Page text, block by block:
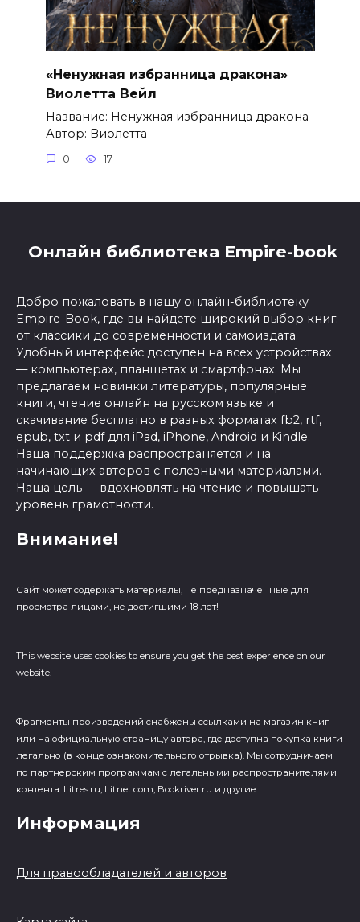
«Ненужная избранница дракона»
Виолетта Вейл
Название: Ненужная избранница дракона
Автор: Виолетта
0 17
Онлайн библиотека Empire-book
Добро пожаловать в нашу онлайн-библиотеку
Empire-Book, где вы найдете широкий выбор книг:
от классики до современности и самоиздата.
Удобный интерфейс доступен на всех устройствах
— компьютерах, планшетах и смартфонах. Мы
предлагаем новинки литературы, популярные
книги, чтение онлайн на русском языке и
скачивание бесплатно в разных форматах fb2, rtf,
epub, txt и pdf для iPad, iPhone, Android и Kindle.
Наша поддержка распространяется и на
начинающих авторов с полезными материалами.
Наша цель — вдохновлять на чтение и повышать
уровень грамотности.
Внимание!
Сайт может содержать материалы, не предназначенные для
просмотра лицами, не достигшими 18 лет!
This website uses cookies to ensure you get the best experience on our
website.
Фрагменты произведений cнабжены ссылками на магазин книг
или на официальную страницу автора, где доступна покупка книги
легально (в конце ознакомительного отрывка). Мы сотрудничаем
по партнерским программам с легальными распространителями
контента: Litres.ru, Litnet.com, Bookriver.ru и другие.
Информация
Для правообладателей и авторов